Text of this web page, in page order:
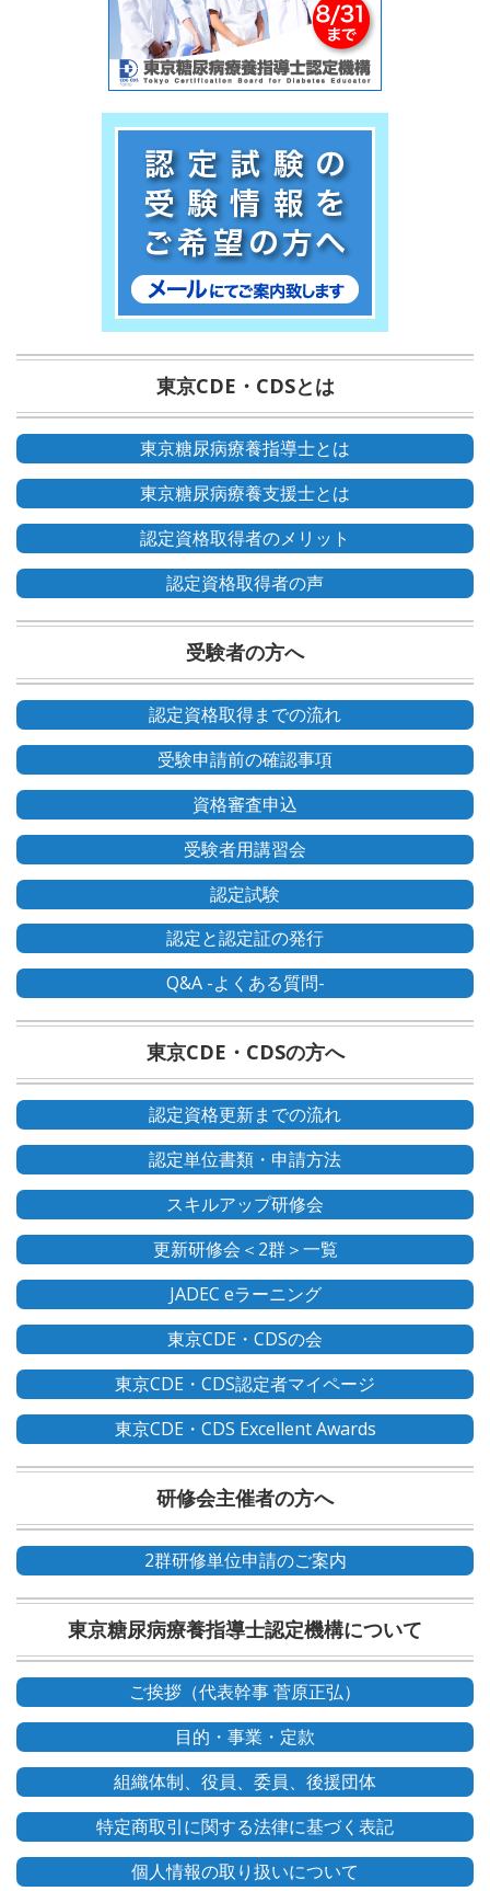
東京CDE・CDSとは
東京糖尿病療養指導士とは
東京糖尿病療養支援士とは
認定資格取得者のメリット
認定資格取得者の声
受験者の方へ
認定資格取得までの流れ
受験申請前の確認事項
資格審査申込
受験者用講習会
認定試験
認定と認定証の発行
Q&A -よくある質問-
東京CDE・CDSの方へ
認定資格更新までの流れ
認定単位書類・申請方法
スキルアップ研修会
更新研修会＜2群＞一覧
JADEC eラーニング
東京CDE・CDSの会
東京CDE・CDS認定者マイページ
東京CDE・CDS Excellent Awards
研修会主催者の方へ
2群研修単位申請のご案内
東京糖尿病療養指導士認定機構について
ご挨拶（代表幹事 菅原正弘）
目的・事業・定款
組織体制、役員、委員、後援団体
特定商取引に関する法律に基づく表記
個人情報の取り扱いについて